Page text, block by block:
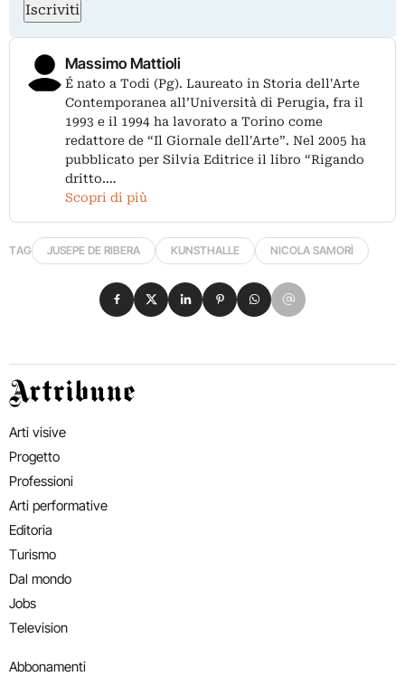
Iscriviti
Massimo Mattioli
É nato a Todi (Pg). Laureato in Storia dell'Arte
Contemporanea all’Università di Perugia, fra il
1993 e il 1994 ha lavorato a Torino come
redattore de “Il Giornale dell'Arte”. Nel 2005 ha
pubblicato per Silvia Editrice il libro “Rigando
dritto.…
Scopri di più
TAG JUSEPE DE RIBERA KUNSTHALLE NICOLA SAMORÌ
Condividi su Facebook
Condividi su X
Condividi su LinkedIn
Condividi su Pinterest
Condividi su WhatsApp
Condividi su Email
Artribune
Arti visive
Progetto
Professioni
Arti performative
Editoria
Turismo
Dal mondo
Jobs
Television
Abbonamenti